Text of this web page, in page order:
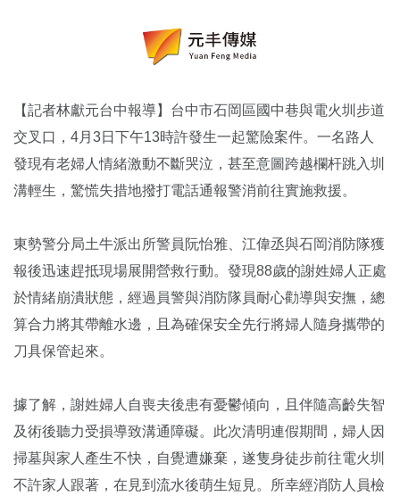
【記者林獻元台中報導】台中市石岡區國中巷與電火圳步道
交叉口，4月3日下午13時許發生一起驚險案件。一名路人
發現有老婦人情緒激動不斷哭泣，甚至意圖跨越欄杆跳入圳
溝輕生，驚慌失措地撥打電話通報警消前往實施救援。
東勢警分局土牛派出所警員阮怡雅、江偉丞與石岡消防隊獲
報後迅速趕抵現場展開營救行動。發現88歲的謝姓婦人正處
於情緒崩潰狀態，經過員警與消防隊員耐心勸導與安撫，總
算合力將其帶離水邊，且為確保安全先行將婦人隨身攜帶的
刀具保管起來。
據了解，謝姓婦人自喪夫後患有憂鬱傾向，且伴隨高齡失智
及術後聽力受損導致溝通障礙。此次清明連假期間，婦人因
掃墓與家人產生不快，自覺遭嫌棄，遂隻身徒步前往電火圳
不許家人跟著，在見到流水後萌生短見。所幸經消防人員檢